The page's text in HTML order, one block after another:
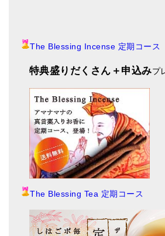
The Blessing Incense 定期コース
特典盛りだくさん＋申込みプ
The Blessing Tea 定期コース